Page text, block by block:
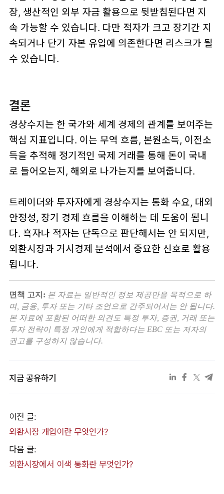
장, 생산적인 외부 자금 활용으로 뒷받침된다면 지
속 가능할 수 있습니다. 다만 적자가 크고 장기간 지
속되거나 단기 자본 유입에 의존한다면 리스크가 될
수 있습니다.
결론
경상수지는 한 국가와 세계 경제의 관계를 보여주는
핵심 지표입니다. 이는 무역 흐름, 본원소득, 이전소
득을 추적해 정기적인 국제 거래를 통해 돈이 국내
로 들어오는지, 해외로 나가는지를 보여줍니다.
트레이더와 투자자에게 경상수지는 통화 수요, 대외
안정성, 장기 경제 흐름을 이해하는 데 도움이 됩니
다. 흑자나 적자는 단독으로 판단해서는 안 되지만,
외환시장과 거시경제 분석에서 중요한 신호로 활용
됩니다.
면책 고지: 본 자료는 일반적인 정보 제공만을 목적으로 하
며, 금융, 투자 또는 기타 조언으로 간주되어서는 안 됩니다.
본 자료에 포함된 어떠한 의견도 특정 투자, 증권, 거래 또는
투자 전략이 특정 개인에게 적합하다는 EBC 또는 저자의
권고를 구성하지 않습니다.
지금 공유하기
이전 글:
외환시장 개입이란 무엇인가?
다음 글:
외환시장에서 이색 통화란 무엇인가?